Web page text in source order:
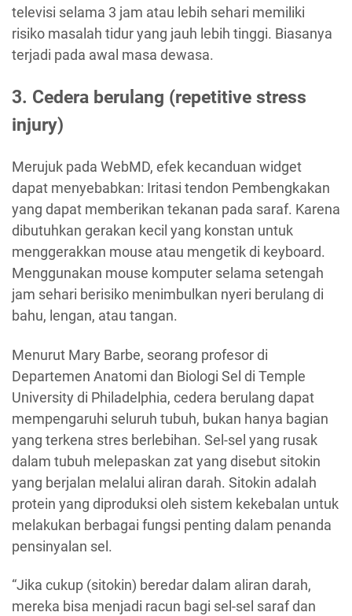
televisi selama 3 jam atau lebih sehari memiliki
risiko masalah tidur yang jauh lebih tinggi. Biasanya
terjadi pada awal masa dewasa.
3. Cedera berulang (repetitive stress
injury)
Merujuk pada WebMD, efek kecanduan widget
dapat menyebabkan: Iritasi tendon Pembengkakan
yang dapat memberikan tekanan pada saraf. Karena
dibutuhkan gerakan kecil yang konstan untuk
menggerakkan mouse atau mengetik di keyboard.
Menggunakan mouse komputer selama setengah
jam sehari berisiko menimbulkan nyeri berulang di
bahu, lengan, atau tangan.
Menurut Mary Barbe, seorang profesor di
Departemen Anatomi dan Biologi Sel di Temple
University di Philadelphia, cedera berulang dapat
mempengaruhi seluruh tubuh, bukan hanya bagian
yang terkena stres berlebihan. Sel-sel yang rusak
dalam tubuh melepaskan zat yang disebut sitokin
yang berjalan melalui aliran darah. Sitokin adalah
protein yang diproduksi oleh sistem kekebalan untuk
melakukan berbagai fungsi penting dalam penanda
pensinyalan sel.
“Jika cukup (sitokin) beredar dalam aliran darah,
mereka bisa menjadi racun bagi sel-sel saraf dan